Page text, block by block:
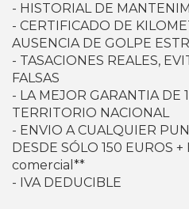
- HISTORIAL DE
- CERTIFICADO DE
AUSENCIA DE GOLPE
- TASACIONES REALES,
FALSAS
- LA MEJOR GARANTIA DE
TERRITORIO NACIONAL
- ENVIO A CUALQUIER
DESDE SÓLO 150 EUROS
comercial**
- IVA DEDUCIBLE